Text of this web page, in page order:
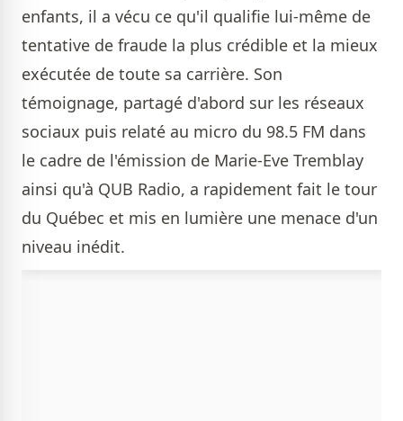
enfants, il a vécu ce qu'il qualifie lui-même de
tentative de fraude la plus crédible et la mieux
exécutée de toute sa carrière. Son
témoignage, partagé d'abord sur les réseaux
sociaux puis relaté au micro du 98.5 FM dans
le cadre de l'émission de Marie-Eve Tremblay
ainsi qu'à QUB Radio, a rapidement fait le tour
du Québec et mis en lumière une menace d'un
niveau inédit.